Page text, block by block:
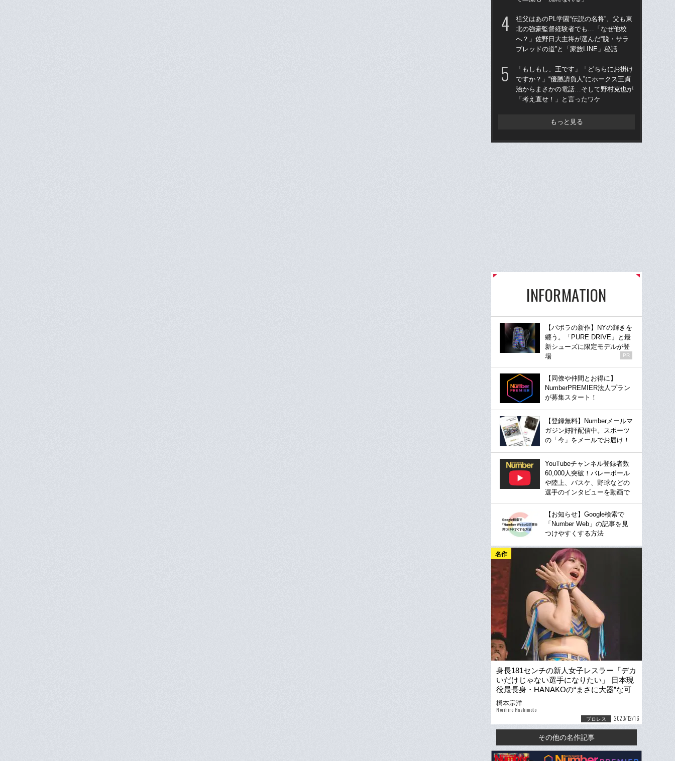
祖父はあのPL学園“伝説の名将”、父も東
北の強豪監督経験者でも…「なぜ他校
へ？」佐野日大主将が選んだ“脱・サラ
ブレッドの道”と「家族LINE」秘話
「もしもし、王です」「どちらにお掛け
ですか？」“優勝請負人”にホークス王貞
治からまさかの電話…そして野村克也が
「考え直せ！」と言ったワケ
もっと見る
INFORMATION
【バボラの新作】NYの輝きを
纏う。「PURE DRIVE」と最
新シューズに限定モデルが登
場
PR
【同僚や仲間とお得に】
NumberPREMIER法人プラン
が募集スタート！
【登録無料】Numberメールマ
ガジン好評配信中。スポーツ
の「今」をメールでお届け！
YouTubeチャンネル登録者数
60,000人突破！バレーボール
や陸上、バスケ、野球などの
選手のインタビューを動画で
【お知らせ】Google検索で
「Number Web」の記事を見
つけやすくする方法
名作
身長181センチの新人女子レスラー「デカ
いだけじゃない選手になりたい」 日本現
役最長身・HANAKOの“まさに大器”な可
能性
橋本宗洋
Norihiro Hashimoto
プロレス 2023/12/16
その他の名作記事